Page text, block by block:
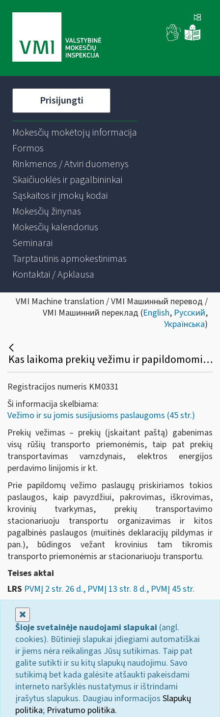
Prisijungti
Mokesčių mokėtojų informacija
Formos
Rinkmenos / Atviri duomenys
Skaičiuoklės ir pagalbininkai
Sąskaitos ir įmokų kodai
Mokesčių žinynas
Mokesčių kalendorius
Seminarai
Tarptautinis apmokestinimas
Kontaktai / Apklausa
VMI Machine translation / VMI Машинный перевод /
VMI Машинний переклад (English, Русский,
Українська)
Kas laikoma prekių vežimu ir papildomomis vežimo paslaugomis?
Registracijos numeris KM0331
Ši informacija skelbiama:
Vežimo ir su jomis susijusioms paslaugoms (45 str.)
Prekių vežimas – prekių (įskaitant paštą) gabenimas
visų rūšių transporto priemonėmis, taip pat prekių
transportavimas vamzdynais, elektros energijos
perdavimo linijomis ir kt.
Prie papildomų vežimo paslaugų priskiriamos tokios
paslaugos, kaip pavyzdžiui, pakrovimas, iškrovimas,
krovinių tvarkymas, prekių transportavimo
stacionariuoju transportu organizavimas ir kitos
pagalbinės paslaugos (muitinės deklaracijų pildymas ir
pan.), būdingos vežant krovinius tam tikromis
transporto priemonėmis ar stacionariuoju transportu.
Teises aktai
LRS PVMĮ 2 str. 26 d., PVMĮ 13 str. 8 d., PVMĮ 45 str.
Šioje svetainėje naudojami slapukai (angl.
cookies). Būtinieji slapukai įdiegiami automatiškai
ir jiems nėra reikalingas Jūsų sutikimas. Taip pat
galite sutikti ir su kitų slapukų naudojimu. Savo
sutikimą bet kada galėsite atšaukti pakeisdami
interneto naršyklės nustatymus ir ištrindami
įrašytus slapukus. Daugiau informacijos Slapukų
politika; Privatumo politika.